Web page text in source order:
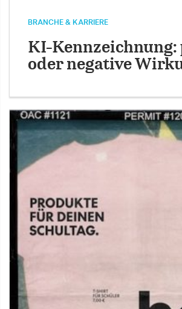
BRANCHE & KARRIERE
KI-Kennzeichnung:
oder negative